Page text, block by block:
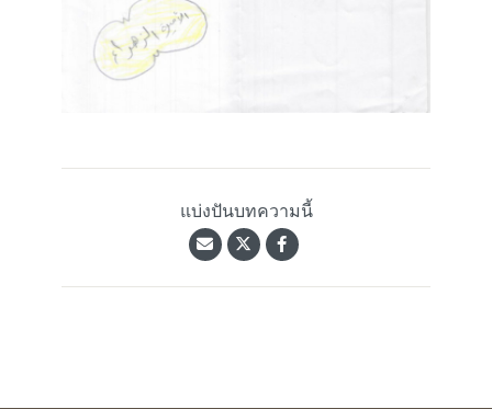
แบ่งปันบทความนี้